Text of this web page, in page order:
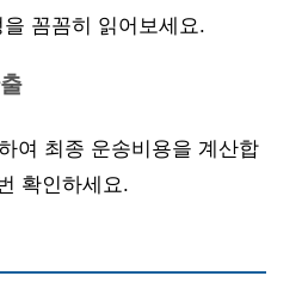
꼼꼼히 읽어보세요.
여 최종 운송비용을 계산합
확인하세요.